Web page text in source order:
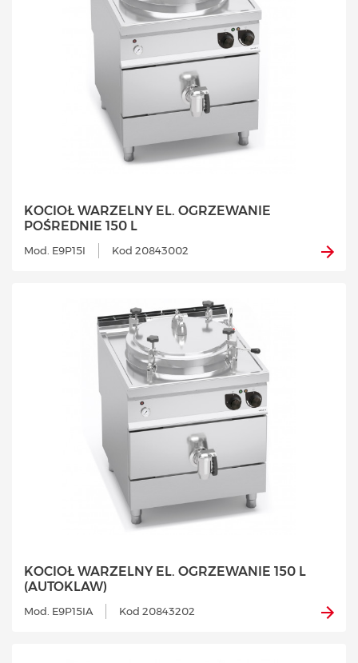
KOCIOŁ WARZELNY EL. OGRZEWANIE
POŚREDNIE 150 L
Mod. E9P15I Kod 20843002
KOCIOŁ WARZELNY EL. OGRZEWANIE 150 L
(AUTOKLAW)
Mod. E9P15IA Kod 20843202